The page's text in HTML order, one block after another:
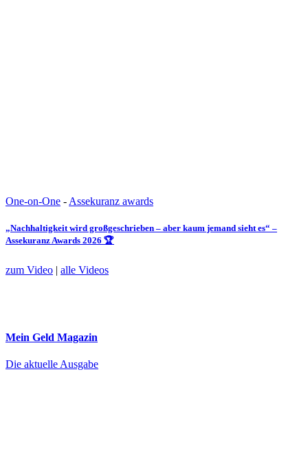
One-on-One - Assekuranz awards
„Nachhaltigkeit wird großgeschrieben – aber kaum jemand sieht es“ –
Assekuranz Awards 2026 🏆
zum Video | alle Videos
Mein Geld Magazin
Die aktuelle Ausgabe